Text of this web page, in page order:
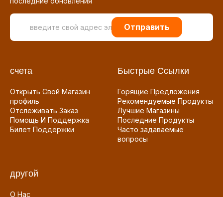
Отправить
счета
Открыть Свой Магазин
профиль
Отслеживать Заказ
Помощь И Поддержка
Билет Поддержки
Быстрые Ссылки
Горящие Предложения
Рекомендуемые Продукты
Лучшие Магазины
Последние Продукты
Часто задаваемые
вопросы
другой
О Нас